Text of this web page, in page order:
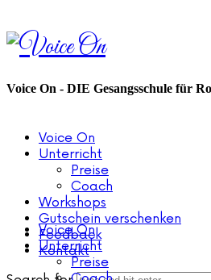
Voice
On
Voice On - DIE Gesangsschule für
Voice On
Unterricht
Preise
Coach
Workshops
Gutschein verschenken
Feedback
Kontakt
Voice On
Unterricht
Preise